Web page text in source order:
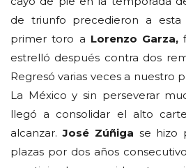
de triunfo precedieron a
primer toro a Lorenzo Garza,
estrelló después contra dos
Regresó varias veces a nuestro
La México y sin perseverar
llegó a consolidar el alto
alcanzar.José Zúñiga se hizo
plazas por dos años